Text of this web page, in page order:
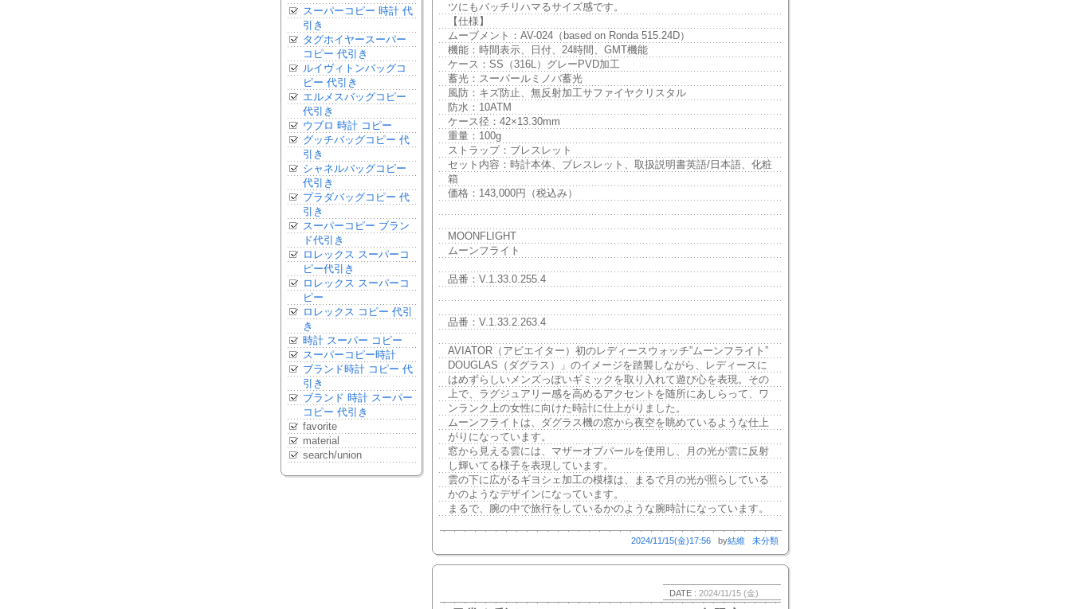
ツにもバッチリハマるサイズ感です。
【仕様】
ムーブメント：AV-024（based on Ronda 515.24D）
機能：時間表示、日付、24時間、GMT機能
ケース：SS（316L）グレーPVD加工
蓄光：スーパールミノバ蓄光
風防：キズ防止、無反射加工サファイヤクリスタル
防水：10ATM
ケース径：42×13.30mm
重量：100g
ストラップ：ブレスレット
セット内容：時計本体、ブレスレット、取扱説明書英語/日本語、化粧
箱
価格：143,000円（税込み）
MOONFLIGHT
ムーンフライト
品番：V.1.33.0.255.4
品番：V.1.33.2.263.4
AVIATOR（アビエイター）​初のレディースウォッチ”ムーンフライト”
DOUGLAS（ダグラス）」のイメージを踏襲しながら、レディースに
はめずらしいメンズっぽいギミックを取り入れて遊び心を表現。その
上で、ラグジュアリー感を高めるアクセントを随所にあしらって、ワ
ンランク上の女性に向けた時計に仕上がりました。
ムーンフライトは、ダグラス機の窓から夜空を眺めているような仕上
がりになっています。
窓から見える雲には、マザーオブパールを使用し、月の光が雲に反射
し輝いてる様子を表現しています。
雲の下に広がるギヨシェ加工の模様は、まるで月の光が照らしている
かのようなデザインになっています。
まるで、腕の中で旅行をしているかのような腕時計になっています。
2024/11/15(金)17:56 by結維 未分類
DATE : 2024/11/15 (金)
スーパーコピー 時計 代
引き
タグホイヤースーパー
コピー 代引き
ルイヴィトンバッグコ
ピー 代引き
エルメスバッグコピー
代引き
ウブロ 時計 コピー
グッチバッグコピー 代
引き
シャネルバッグコピー
代引き
プラダバッグコピー 代
引き
スーパーコピー ブラン
ド代引き
ロレックス スーパーコ
ピー代引き
ロレックス スーパーコ
ピー
ロレックス コピー 代引
き
時計 スーパー コピー
スーパーコピー時計
ブランド時計 コピー 代
引き
ブランド 時計 スーパー
コピー 代引き
favorite
material
search/union